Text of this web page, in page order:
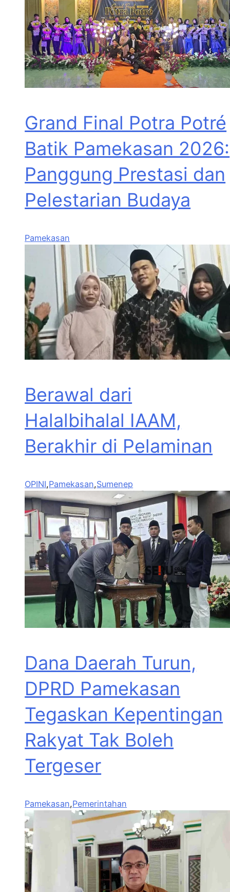
Grand Final Potra Potré
Batik Pamekasan 2026:
Panggung Prestasi dan
Pelestarian Budaya
Pamekasan
Berawal dari
Halalbihalal IAAM,
Berakhir di Pelaminan
OPINI,Pamekasan,Sumenep
Dana Daerah Turun,
DPRD Pamekasan
Tegaskan Kepentingan
Rakyat Tak Boleh
Tergeser
Pamekasan,Pemerintahan